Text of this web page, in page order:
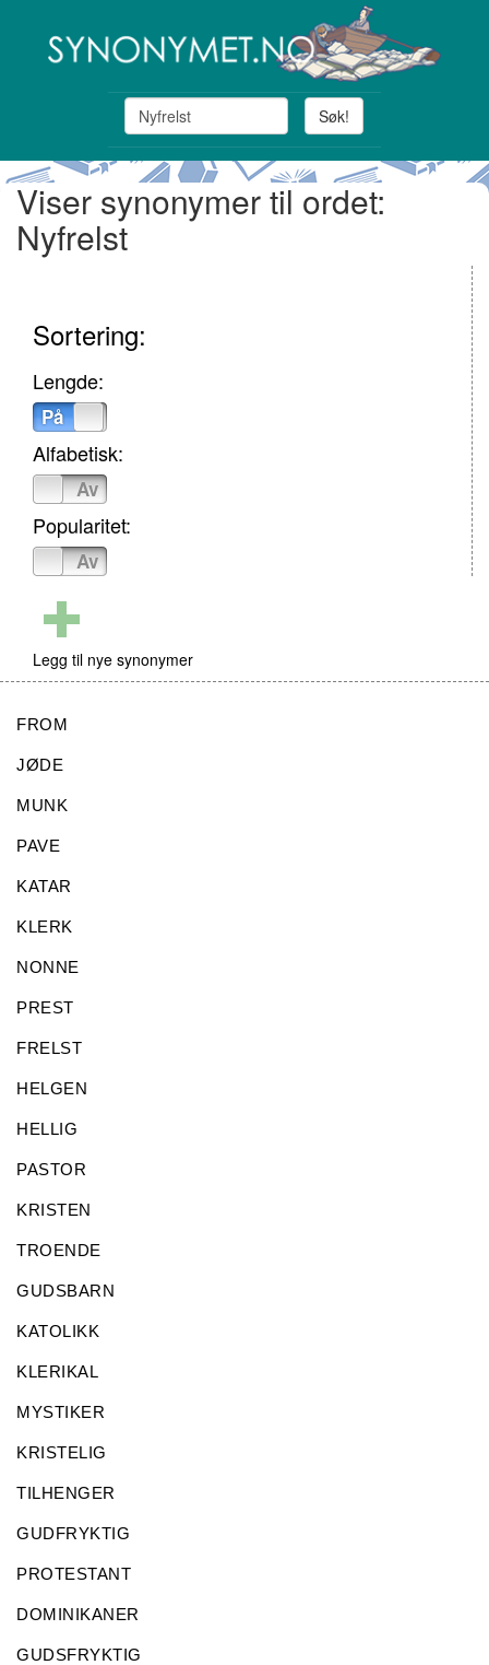
Søk!
Viser synonymer til ordet:
Nyfrelst
Sortering:
Lengde:
På
Alfabetisk:
Av
Popularitet:
Av
Legg til nye synonymer
FROM
JØDE
MUNK
PAVE
KATAR
KLERK
NONNE
PREST
FRELST
HELGEN
HELLIG
PASTOR
KRISTEN
TROENDE
GUDSBARN
KATOLIKK
KLERIKAL
MYSTIKER
KRISTELIG
TILHENGER
GUDFRYKTIG
PROTESTANT
DOMINIKANER
GUDSFRYKTIG